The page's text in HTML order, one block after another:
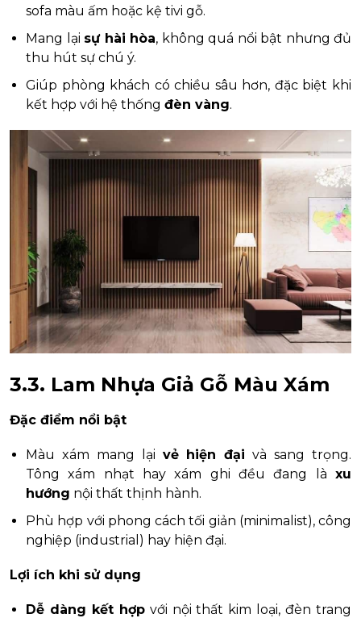
sofa màu ấm hoặc kệ tivi gỗ.
Mang lại sự hài hòa, không quá nổi bật nhưng đủ
thu hút sự chú ý.
Giúp phòng khách có chiều sâu hơn, đặc biệt khi
kết hợp với hệ thống đèn vàng.
3.3. Lam Nhựa Giả Gỗ Màu Xám
Đặc điểm nổi bật
Màu xám mang lại vẻ hiện đại và sang trọng.
Tông xám nhạt hay xám ghi đều đang là xu
hướng nội thất thịnh hành.
Phù hợp với phong cách tối giản (minimalist), công
nghiệp (industrial) hay hiện đại.
Lợi ích khi sử dụng
Dễ dàng kết hợpvới nội thất kim loại, đèn trang